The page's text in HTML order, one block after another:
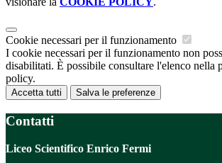
Cookie necessari per il funzionamento
I cookie necessari per il funzionamento non
disabilitati. È possibile consultare l'elenco nella
policy.
Accetta tutti Salva le preferenze
Contatti
Liceo Scientifico Enrico Fermi